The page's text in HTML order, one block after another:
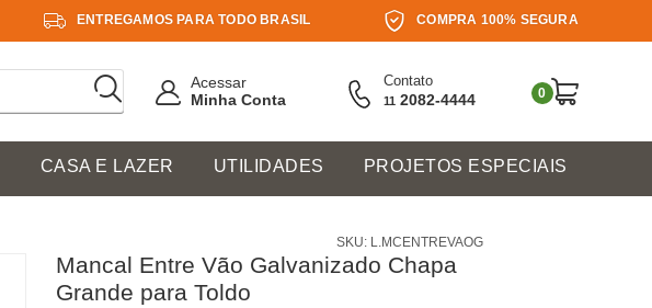
ENTREGAMOS PARA TODO BRASIL COMPRA 100% SEGURA
Acessar
Minha Conta
Contato
11 2082-4444 0
CASA E LAZER UTILIDADES PROJETOS ESPECIAIS
SKU: L.MCENTREVAOG
Mancal Entre Vão Galvanizado Chapa
Grande para Toldo